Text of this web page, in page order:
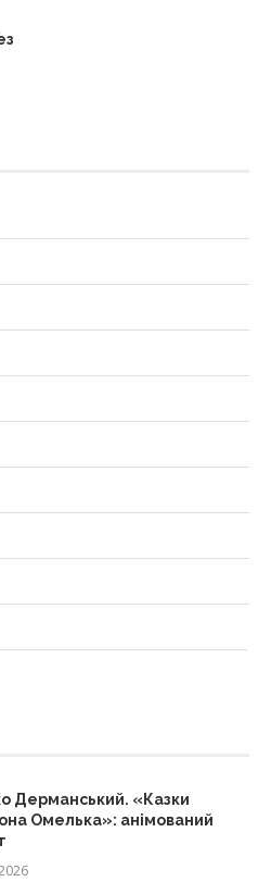
Дерманський. «Казки
Омелька»: анімований